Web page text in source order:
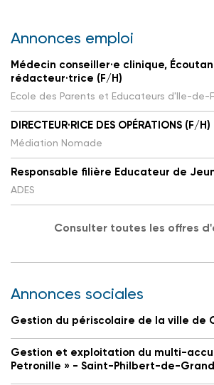
Annonces emploi
Médecin conseiller·e clinique,
rédacteur·trice (F/H)
Ecole des Parents et Educateurs d'Ile-de-
DIRECTEUR·RICE DES OPÉRATIONS (F/H)
Médiation Nomade
Responsable filière Educateur de
ADES
Consulter toutes les offres
Annonces sociales
Gestion du périscolaire de la ville de
Gestion et exploitation du multi-
Petronille » - Saint-Philbert-de-